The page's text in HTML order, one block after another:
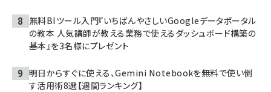
無料BIツール入門『いちばんやさしいGoogleデータポータル
の教本 人気講師が教える業務で使えるダッシュボード構築の
基本』を3名様にプレゼント
明日からすぐに使える、Gemini Notebookを無料で使い倒
す活用術8選【週間ランキング】